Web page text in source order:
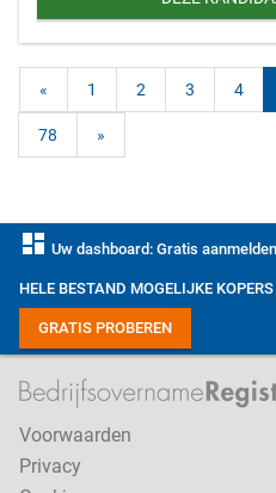
« 1 2 3 4
78 »
dashboard Uw dashboard: Gratis
HELE BESTAND MOGELIJKE
GRATIS PROBEREN
Voorwaarden
Privacy